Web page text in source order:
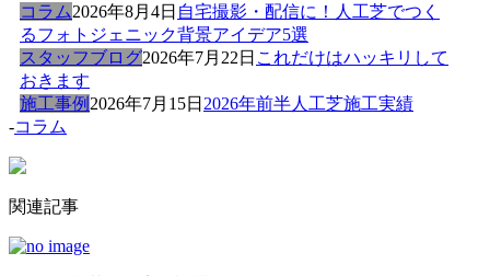
コラム2026年8月4日 自宅撮影・配信に！人工芝でつく
るフォトジェニック背景アイデア5選
スタッフブログ2026年7月22日 これだけはハッキリして
おきます
施工事例 2026年7月15日 2026年前半人工芝施工実績
-コラム
関連記事